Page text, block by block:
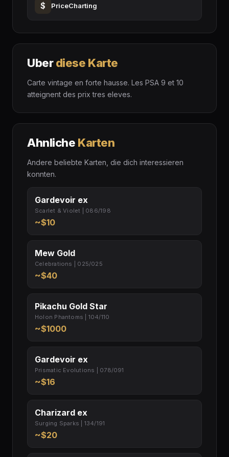
$ PriceCharting
Uberdiese Karte
Carte vintage en forte hausse. Les PSA 9 et 10
atteignent des prix tres eleves.
Ahnliche Karten
Andere beliebte Karten, die dich interessieren
konnten.
Gardevoir ex
Scarlet & Violet | 086/198
~$10
Mew Gold
Celebrations | 025/025
~$40
Pikachu Gold Star
Holon Phantoms | 104/110
~$1000
Gardevoir ex
Prismatic Evolutions | 078/091
~$16
Charizard ex
Surging Sparks | 134/191
~$20